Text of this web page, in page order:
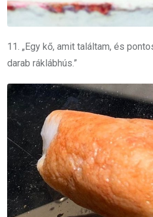
11. „Egy kő, amit találtam, és
darab ráklábhús.”